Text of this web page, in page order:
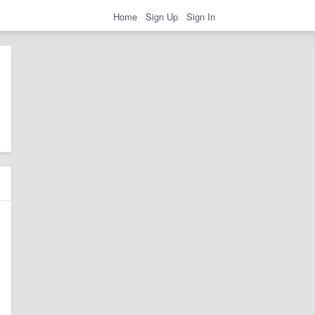
Home Sign Up Sign In